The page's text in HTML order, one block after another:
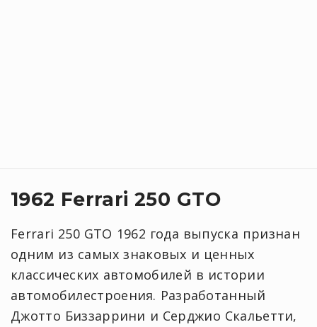
1962 Ferrari 250 GTO
Ferrari 250 GTO 1962 года выпуска признан
одним из самых знаковых и ценных
классических автомобилей в истории
автомобилестроения. Разработанный
Джотто Биззаррини и Серджио Скальетти,